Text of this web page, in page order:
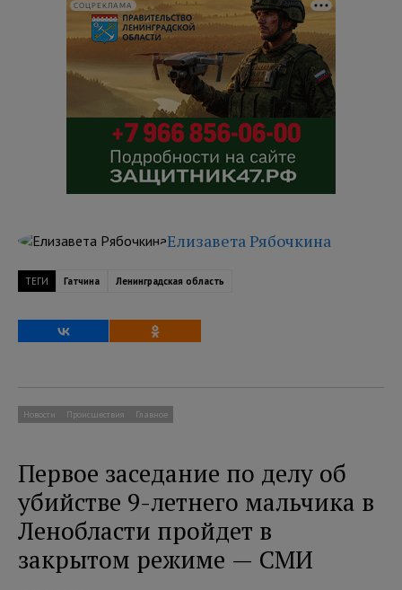
СОЦРЕКЛАМА
Елизавета Рябочкина
ТЕГИ Гатчина Ленинградская область
Новости Происшествия Главное
Первое заседание по делу об
убийстве 9-летнего мальчика в
Ленобласти пройдет в
закрытом режиме — СМИ